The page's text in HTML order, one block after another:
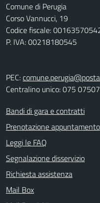
Comune di Perugia
Corso Vannucci, 19
Codice fiscale:
P. IVA: 00218180545
PEC:
Centralino unico: 075
Bandi di gara e contratti
Prenotazione appuntamento
Leggi le FAQ
Segnalazione disservizio
Richiesta assistenza
Mail Box